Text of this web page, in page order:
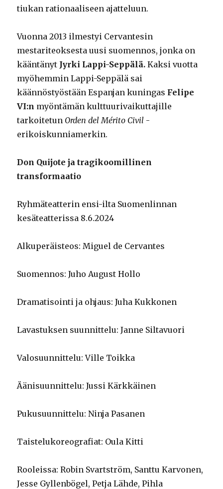
tiukan rationaaliseen ajatteluun.
Vuonna 2013 ilmestyi Cervantesin
mestariteoksesta uusi suomennos, jonka on
kääntänyt Jyrki Lappi-Seppälä. Kaksi vuotta
myöhemmin Lappi-Seppälä sai
käännöstyöstään Espanjan kuningas Felipe
VI:n myöntämän kulttuurivaikuttajille
tarkoitetun Orden del Mérito Civil -
erikoiskunniamerkin.
Don Quijote ja tragikoomillinen
transformaatio
Ryhmäteatterin ensi-ilta Suomenlinnan
kesäteatterissa 8.6.2024
Alkuperäisteos: Miguel de Cervantes
Suomennos: Juho August Hollo
Dramatisointi ja ohjaus: Juha Kukkonen
Lavastuksen suunnittelu: Janne Siltavuori
Valosuunnittelu: Ville Toikka
Äänisuunnittelu: Jussi Kärkkäinen
Pukusuunnittelu: Ninja Pasanen
Taistelukoreografiat: Oula Kitti
Rooleissa: Robin Svartström, Santtu Karvonen,
Jesse Gyllenbögel, Petja Lähde, Pihla